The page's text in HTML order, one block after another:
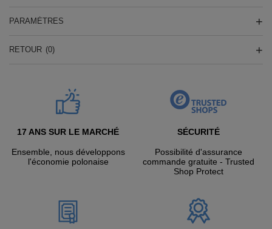
PARAMÈTRES
RETOUR (0)
17 ANS SUR LE MARCHÉ
Ensemble, nous développons
l'économie polonaise
SÉCURITÉ
Possibilité d'assurance
commande gratuite - Trusted
Shop Protect